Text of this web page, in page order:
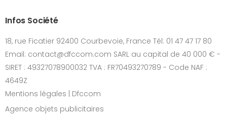
Infos Société
18, rue Ficatier 92400 Courbevoie, France Tél: 01 47 47 17 80
Email: contact@dfccom.com SARL au capital de 40 000 € -
SIRET : 49327078900032 TVA : FR70493270789 - Code NAF :
4649Z
Mentions légales | Dfccom
Agence objets publicitaires